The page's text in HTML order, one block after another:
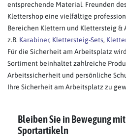
entsprechende Material. Freunden
Klettershop eine vielfältige
Bereichen Klettern und Klettersteig &
z.B. Karabiner, Klettersteig-Sets,
Für die Sicherheit am Arbeitsplatz
Sortiment beinhaltet zahlreiche
Arbeitssicherheit und persönliche
Ihre Sicherheit am Arbeitsplatz zu
Bleiben Sie in Bewegung
Sportartikeln